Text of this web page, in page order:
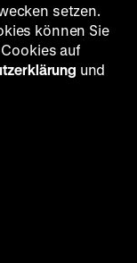
setzen.
können Sie
auf
und